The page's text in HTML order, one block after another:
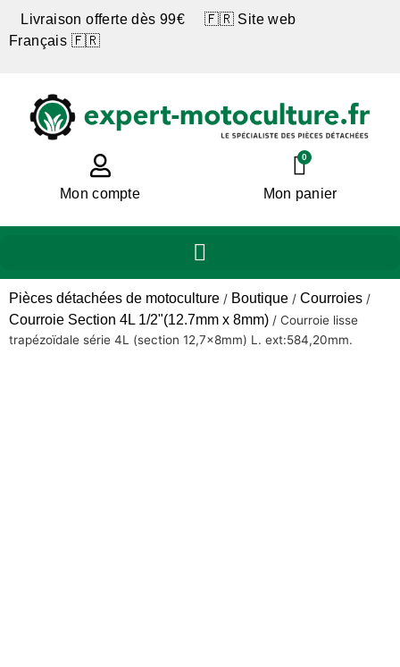
Livraison offerte dès 99€ 🇫🇷 Site web
Français 🇫🇷
Mon compte
0
Mon panier
Pièces détachées de motoculture / Boutique / Courroies /
Courroie Section 4L 1/2"(12.7mm x 8mm) / Courroie lisse
trapézoïdale série 4L (section 12,7x8mm) L. ext:584,20mm.